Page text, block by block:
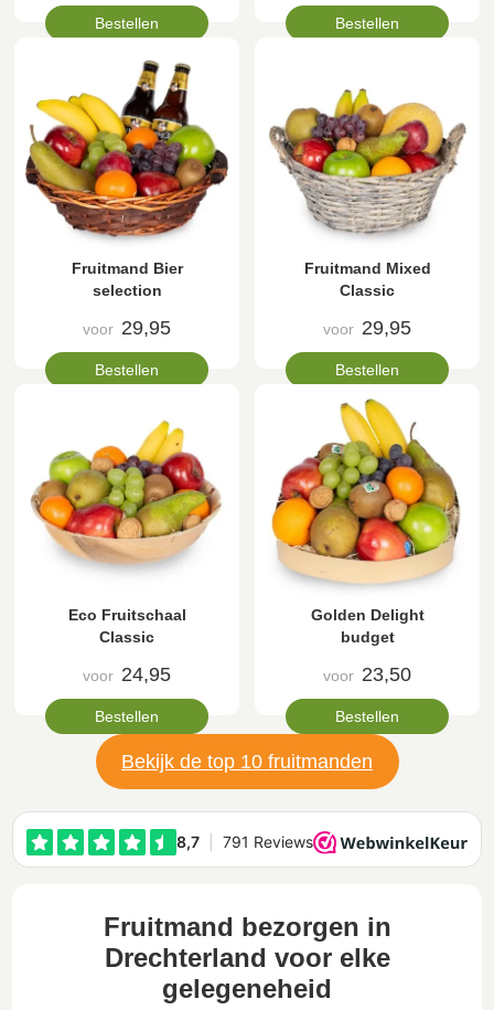
Bestellen Bestellen
Fruitmand Bier
selection
voor 29,95
Bestellen
Fruitmand Mixed
Classic
voor 29,95
Bestellen
Eco Fruitschaal
Classic
voor 24,95
Bestellen
Golden Delight
budget
voor 23,50
Bestellen
Bekijk de top 10 fruitmanden
Fruitmand bezorgen in
Drechterland voor elke
gelegeneheid